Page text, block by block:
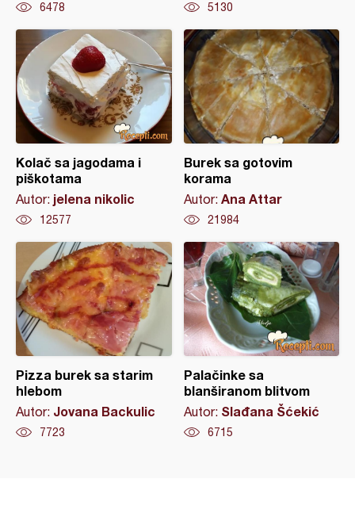
6478 5130
Kolač sa jagodama i
piškotama
Autor: jelena nikolic
12577
Burek sa gotovim
korama
Autor: Ana Attar
21984
Pizza burek sa starim
hlebom
Autor: Jovana Backulic
7723
Palačinke sa
blanširanom blitvom
Autor: Slađana Šćekić
6715